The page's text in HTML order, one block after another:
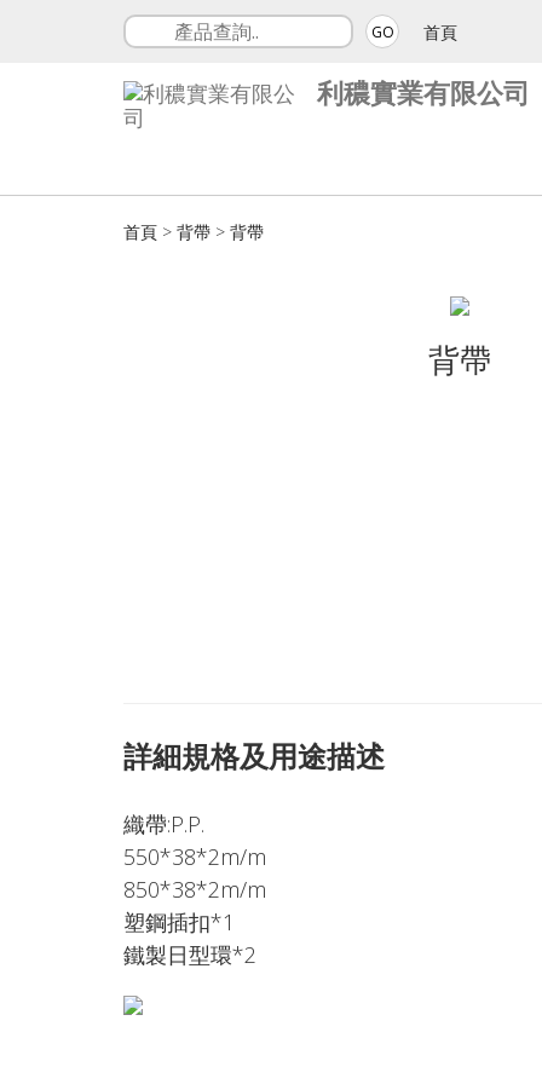
GO 首頁
利穠實業有限公司
首頁 > 背帶 > 背帶
背帶
詳細規格及用途描述
織帶:P.P.
550*38*2m/m
850*38*2m/m
塑鋼插扣*1
鐵製日型環*2